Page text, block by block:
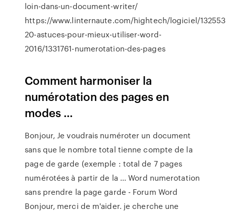
loin-dans-un-document-writer/
https://www.linternaute.com/hightech/logiciel/
20-astuces-pour-mieux-utiliser-word-
2016/1331761-numerotation-des-pages
Comment harmoniser la
numérotation des pages en
modes ...
Bonjour, Je voudrais numéroter un document
sans que le nombre total tienne compte de la
page de garde (exemple : total de 7 pages
numérotées à partir de la ... Word numerotation
sans prendre la page garde - Forum Word
Bonjour, merci de m'aider. je cherche une